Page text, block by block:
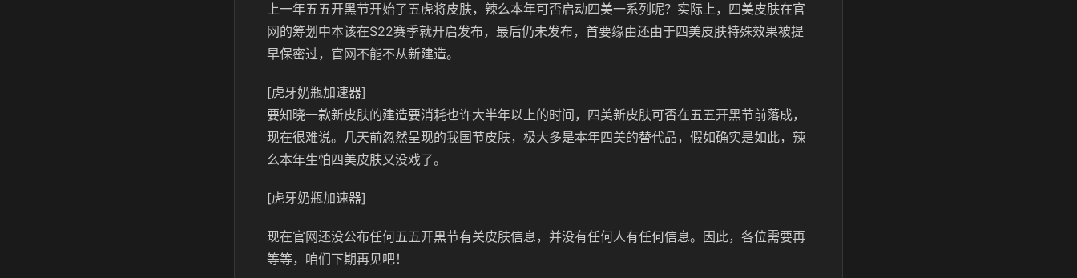
上一年五五开黑节开始了五虎将皮肤，辣么本年可否启动四美一系列呢？实际上，四美皮肤在官
网的筹划中本该在S22赛季就开启发布，最后仍未发布，首要缘由还由于四美皮肤特殊效果被提
早保密过，官网不能不从新建造。
[虎牙奶瓶加速器]
要知晓一款新皮肤的建造要消耗也许大半年以上的时间，四美新皮肤可否在五五开黑节前落成，
现在很难说。几天前忽然呈现的我国节皮肤，极大多是本年四美的替代品，假如确实是如此，辣
么本年生怕四美皮肤又没戏了。
[虎牙奶瓶加速器]
现在官网还没公布任何五五开黑节有关皮肤信息，并没有任何人有任何信息。因此，各位需要再
等等，咱们下期再见吧！